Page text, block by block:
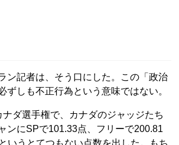
ン記者は、そう口にした。この「政治
ずしも不正行為という意味ではない。
ダ選手権で、カナダのジャッジたち
ンにSPで101.33点、フリーで200.81
いうとてつもない点数を出した。もち